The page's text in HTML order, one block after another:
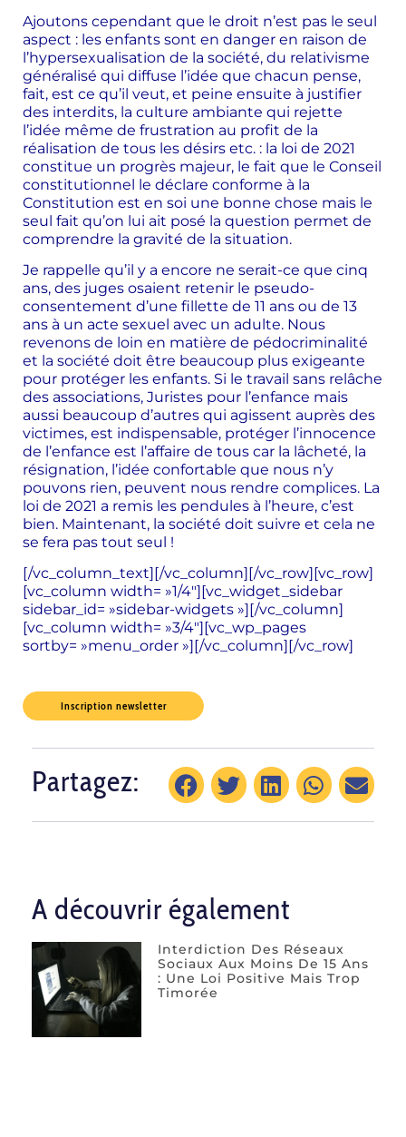
Ajoutons cependant que le droit n’est pas le seul
aspect : les enfants sont en danger en raison de
l’hypersexualisation de la société, du relativisme
généralisé qui diffuse l’idée que chacun pense,
fait, est ce qu’il veut, et peine ensuite à justifier
des interdits, la culture ambiante qui rejette
l’idée même de frustration au profit de la
réalisation de tous les désirs etc. : la loi de 2021
constitue un progrès majeur, le fait que le Conseil
constitutionnel le déclare conforme à la
Constitution est en soi une bonne chose mais le
seul fait qu’on lui ait posé la question permet de
comprendre la gravité de la situation.
Je rappelle qu’il y a encore ne serait-ce que cinq
ans, des juges osaient retenir le pseudo-
consentement d’une fillette de 11 ans ou de 13
ans à un acte sexuel avec un adulte. Nous
revenons de loin en matière de pédocriminalité
et la société doit être beaucoup plus exigeante
pour protéger les enfants. Si le travail sans relâche
des associations, Juristes pour l’enfance mais
aussi beaucoup d’autres qui agissent auprès des
victimes, est indispensable, protéger l’innocence
de l’enfance est l’affaire de tous car la lâcheté, la
résignation, l’idée confortable que nous n’y
pouvons rien, peuvent nous rendre complices. La
loi de 2021 a remis les pendules à l’heure, c’est
bien. Maintenant, la société doit suivre et cela ne
se fera pas tout seul !
[/vc_column_text][/vc_column][/vc_row][vc_row]
[vc_column width= »1/4″][vc_widget_sidebar
sidebar_id= »sidebar-widgets »][/vc_column]
[vc_column width= »3/4″][vc_wp_pages
sortby= »menu_order »][/vc_column][/vc_row]
Inscription newsletter
Partagez:
A découvrir également
Interdiction Des Réseaux
Sociaux Aux Moins De 15 Ans
: Une Loi Positive Mais Trop
Timorée